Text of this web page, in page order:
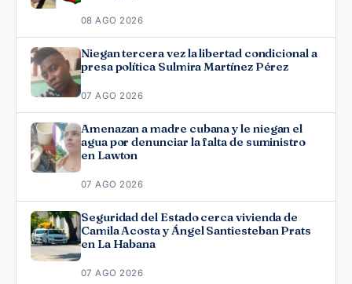
08 AGO 2026
Niegan tercera vez la libertad condicional a
presa política Sulmira Martínez Pérez
07 AGO 2026
Amenazan a madre cubana y le niegan el
agua por denunciar la falta de suministro
en Lawton
07 AGO 2026
Seguridad del Estado cerca vivienda de
Camila Acosta y Ángel Santiesteban Prats
en La Habana
07 AGO 2026